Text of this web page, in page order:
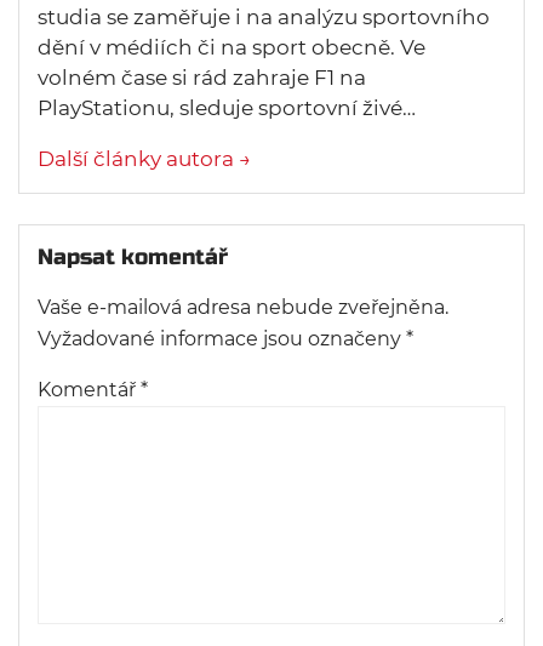
studia se zaměřuje i na analýzu sportovního
dění v médiích či na sport obecně. Ve
volném čase si rád zahraje F1 na
PlayStationu, sleduje sportovní živé…
Další články autora →
Napsat komentář
Vaše e-mailová adresa nebude zveřejněna.
Vyžadované informace jsou označeny *
Komentář *